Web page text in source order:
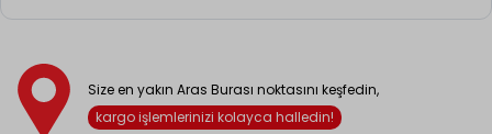
Size en yakın Aras Burası noktasını keşfedin,
kargo işlemlerinizi kolayca halledin!